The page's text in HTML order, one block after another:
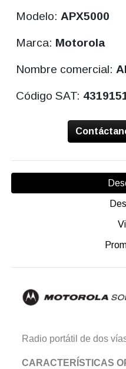
Modelo:APX5000
Marca: Motorola
Nombre comercial:
Código SAT:
Radio portátil de dos
CARACTERÍSTICAS